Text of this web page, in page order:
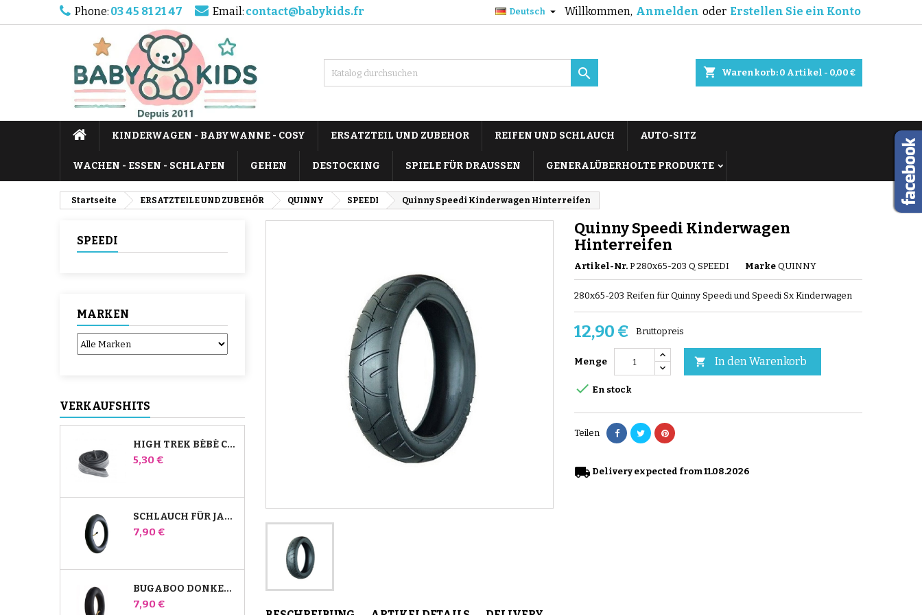
Phone: 03 45 81 21 47 Email: contact@babykids.fr Willkommen, Anmelden oder Erstellen Sie ein Konto
Deutsch 
shopping_cart Warenkorb: 0 Artikel - 0,00 €

KINDERWAGEN - BABYWANNE - COSY ERSATZTEIL UND ZUBEHOR REIFEN UND SCHLAUCH AUTO-SITZ
WACHEN - ESSEN - SCHLAFEN GEHEN DESTOCKING SPIELE FÜR DRAUSSEN GENERALÜBERHOLTE PRODUKTE
Startseite ERSATZTEILE UND ZUBEHÖR QUINNY SPEEDI Quinny Speedi Kinderwagen Hinterreifen
SPEEDI
MARKEN
VERKAUFSHITS
HIGH TREK BÉBÉ CONFORT SCHLAUCH
Preis
5,30 €
SCHLAUCH FÜR JANÉ SLALOM PRO UND POWERTWIN KINDERWAGEN
Preis
7,90 €
BUGABOO DONKEY KINDERWAGEN FRONT INNENROHR
Preis
7,90 €
Quinny Speedi Kinderwagen
Hinterreifen
Artikel-Nr. P 280x65-203 Q SPEEDI Marke QUINNY
280x65-203 Reifen für Quinny Speedi und Speedi Sx Kinderwagen
12,90 € Bruttopreis
Menge  In den Warenkorb
 En stock
Teilen
local_shipping Delivery expected from 11.08.2026